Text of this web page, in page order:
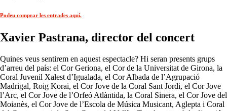
Podeu comprar les entrades aquí.
Xavier Pastrana, director del concert
Quines veus sentirem en aquest espectacle? Hi seran presents grups
d’arreu del país: el Cor Geriona, el Cor de la Universitat de Girona, la
Coral Juvenil Xalest d’Igualada, el Cor Albada de l’Agrupació
Madrigal, Roig Korai, el Cor Jove de la Coral Sant Jordi, el Cor Jove
l’Arc, el Cor Jove de l’Orfeó Atlàntida, la Coral Sinera, el Cor Jove del
Moianès, el Cor Jove de l’Escola de Música Musicant, Aglepta i Coral